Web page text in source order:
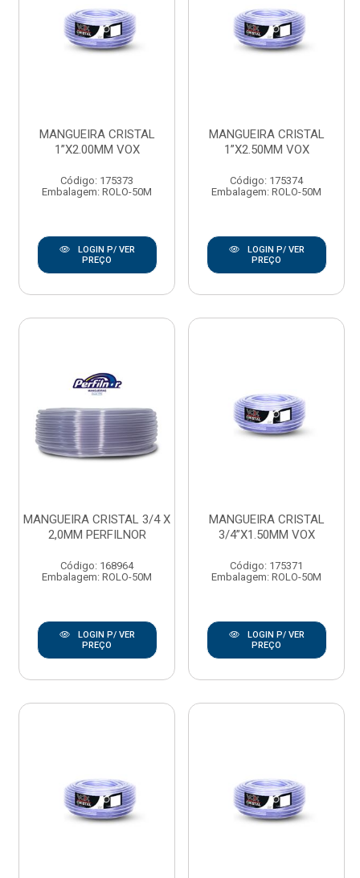
MANGUEIRA CRISTAL
1”X2.00MM VOX
Código: 175373
Embalagem: ROLO-50M
LOGIN P/ VER
PREÇO
MANGUEIRA CRISTAL
1”X2.50MM VOX
Código: 175374
Embalagem: ROLO-50M
LOGIN P/ VER
PREÇO
MANGUEIRA CRISTAL 3/4 X
2,0MM PERFILNOR
Código: 168964
Embalagem: ROLO-50M
LOGIN P/ VER
PREÇO
MANGUEIRA CRISTAL
3/4”X1.50MM VOX
Código: 175371
Embalagem: ROLO-50M
LOGIN P/ VER
PREÇO